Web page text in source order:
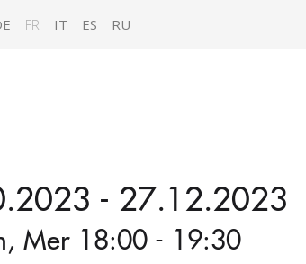
FR IT ES RU
- 27.12.2023
Mer 18:00 - 19:30